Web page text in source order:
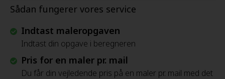
Sådan fungerer vores service
Indtast maleropgaven
Indtast din opgave i beregneren
Pris for en maler pr. mail
Du får din vejledende pris på en maler pr. mail med det